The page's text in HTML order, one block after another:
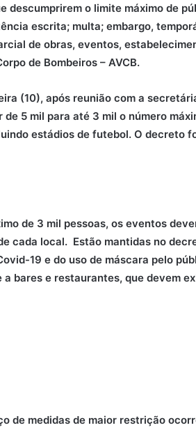
descumprirem o limite máximo de
escrita; multa; embargo,
de obras, eventos,
de Bombeiros – AVCB.
(10), após reunião com a
5 mil para até 3 mil o número
estádios de futebol. O decreto
de 3 mil pessoas, os eventos
cada local. Estão mantidas no
19 e do uso de máscara pelo
a bares e restaurantes, que devem
de medidas de maior restrição